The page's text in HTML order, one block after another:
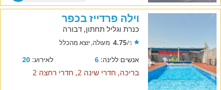
וילה פרדייז בכפר
כנרת וגליל תחתון, דבורה
5
/
4.75 מעולה, יוצא מהכלל
אנשים ללינה:6 לאירוע:20
בריכה, חדרי שינה 2, חדרי רחצה 2